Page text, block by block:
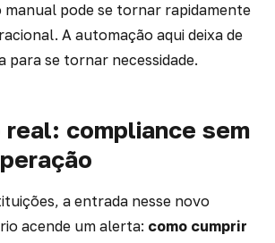
manual pode se tornar rapidamente
A automação aqui deixa de
para se tornar necessidade.
real: compliance sem
a entrada nesse novo
acende um alerta: como cumprir